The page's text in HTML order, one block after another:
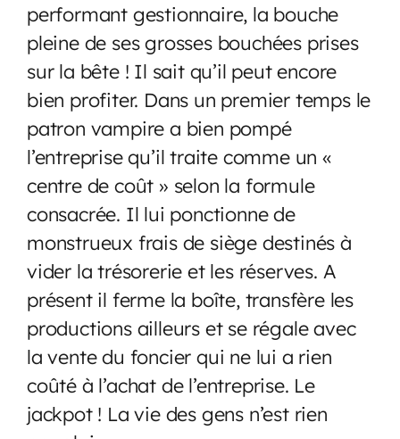
performant gestionnaire, la bouche
pleine de ses grosses bouchées prises
sur la bête ! Il sait qu’il peut encore
bien profiter. Dans un premier temps le
patron vampire a bien pompé
l’entreprise qu’il traite comme un «
centre de coût » selon la formule
consacrée. Il lui ponctionne de
monstrueux frais de siège destinés à
vider la trésorerie et les réserves. A
présent il ferme la boîte, transfère les
productions ailleurs et se régale avec
la vente du foncier qui ne lui a rien
coûté à l’achat de l’entreprise. Le
jackpot ! La vie des gens n’est rien